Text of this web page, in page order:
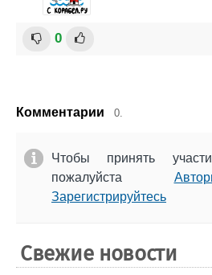
0
Комментарии 0.
Чтобы принять
пожалуйста
Зарегистрируйтесь
Свежие новости